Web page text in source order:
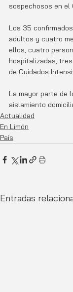
sospechosos en el
Los 35
adultos y cuatro
ellos, cuatro
hospitalizadas,
de Cuidados
La mayor parte de
aislamiento
Actualidad
En Limón
País
Entradas